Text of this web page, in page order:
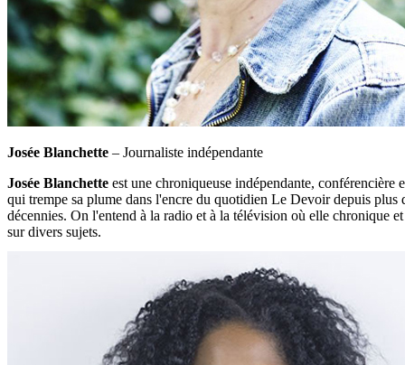
Josée Blanchette – Journaliste indépendante
Josée Blanchette est une chroniqueuse indépendante, conférencière
qui trempe sa plume dans l'encre du quotidien Le Devoir depuis plus
décennies. On l'entend à la radio et à la télévision où elle chronique
sur divers sujets.